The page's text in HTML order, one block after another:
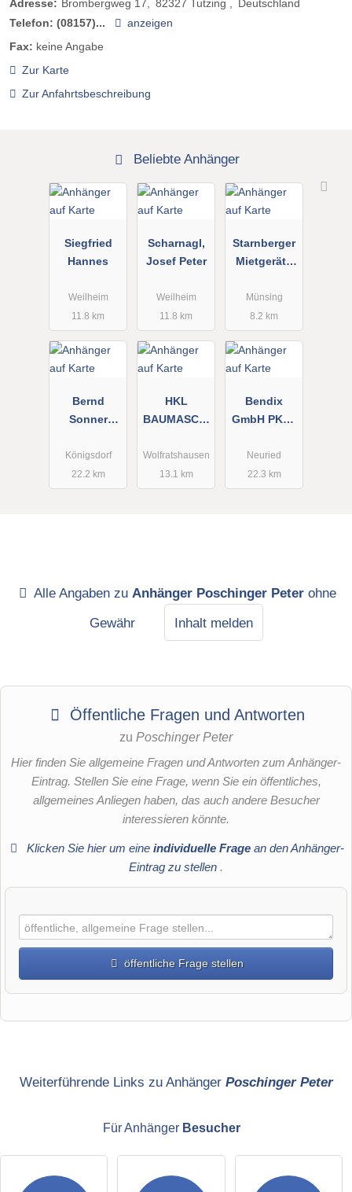
Adresse: Brombergweg 17 82327 Tutzing
Deutschland
Telefon: (08157)...
anzeigen
Fax: keine Angabe
Zur Karte
Zur Anfahrtsbeschreibung
Beliebte Anhänger
Siegfried
Hannes
Weilheim
11.8 km
Scharnagl,
Josef Peter
Weilheim
11.8 km
Starnberger
Mietgeräte
Sebald
Münsing
8.2 km
Bernd
Sonner
Königsdorf
22.2 km
HKL
BAUMASCHI
Wolfratshausen
13.1 km
Bendix
GmbH PKW-
Neuried
22.3 km
Alle Angaben zu Anhänger Poschinger Peter ohne
Gewähr
Inhalt melden
Öffentliche Fragen und Antworten
zu Poschinger Peter
Hier finden Sie allgemeine Fragen und Antworten zum Anhänger-
Eintrag. Stellen Sie eine Frage, wenn Sie ein öffentliches,
allgemeines Anliegen haben, das auch andere Besucher
interessieren könnte.
Klicken Sie hier um eine individuelle Fragean den Anhänger-
Eintrag zu stellen .
öffentliche Frage stellen
E-Mail-Adresse (wird nicht veröffentlicht)
Weiterführende Links zu Anhänger Poschinger Peter
Für Anhänger Besucher